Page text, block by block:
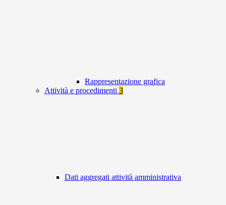
Rappresentazione grafica
Attività e procedimenti 3
Dati aggregati attività amministrativa